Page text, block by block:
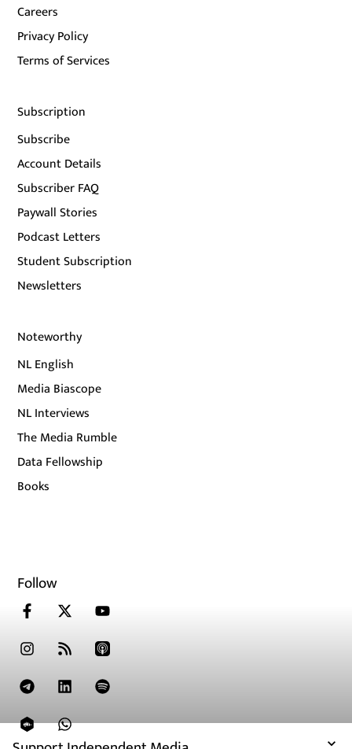
Careers
Privacy Policy
Terms of Services
Subscription
Subscribe
Account Details
Subscriber FAQ
Paywall Stories
Podcast Letters
Student Subscription
Newsletters
Noteworthy
NL English
Media Biascope
NL Interviews
The Media Rumble
Data Fellowship
Books
Follow